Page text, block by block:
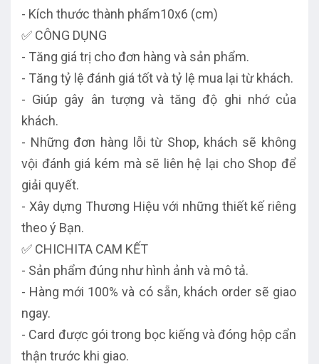
- Kích thước thành phẩm10x6 (cm)
✅ CÔNG DỤNG
- Tăng giá trị cho đơn hàng và sản phẩm.
- Tăng tỷ lệ đánh giá tốt và tỷ lệ mua lại từ khách.
- Giúp gây ân tượng và tăng độ ghi nhớ của
khách.
- Những đơn hàng lỗi từ Shop, khách sẽ không
vội đánh giá kém mà sẽ liên hệ lại cho Shop để
giải quyết.
- Xây dựng Thương Hiệu với những thiết kế riêng
theo ý Bạn.
✅ CHICHITA CAM KẾT
- Sản phẩm đúng như hình ảnh và mô tả.
- Hàng mới 100% và có sẵn, khách order sẽ giao
ngay.
- Card được gói trong bọc kiếng và đóng hộp cẩn
thận trước khi giao.